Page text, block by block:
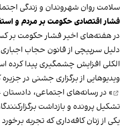
سلامت روان شهروندان و زندگی
فشار اقتصادی حکومت بر مردم و
در هفته‌های اخیر فشار حکومت بر
دلیل سرپیچی از قانون حجاب
الکلی افزایش چشمگیری پیدا کرده
ویدیوهایی از برگزاری جشنی در
» در رسانه‌های اجتماعی،
تشکیل پرونده و بازداشت
یکی از زنان کافه‌داری که تجربه